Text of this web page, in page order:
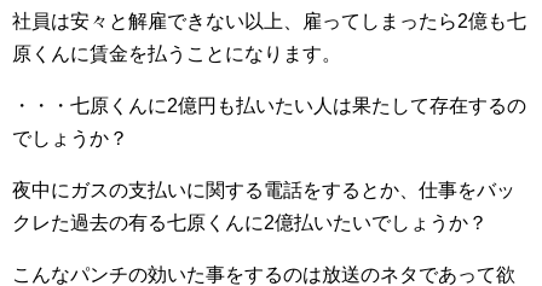
社員は安々と解雇できない以上、雇ってしまったら2億も七
原くんに賃金を払うことになります。
・・・七原くんに2億円も払いたい人は果たして存在するの
でしょうか？
夜中にガスの支払いに関する電話をするとか、仕事をバッ
クレた過去の有る七原くんに2億払いたいでしょうか？
こんなパンチの効いた事をするのは放送のネタであって欲